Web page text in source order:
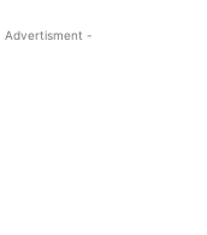
Advertisment -